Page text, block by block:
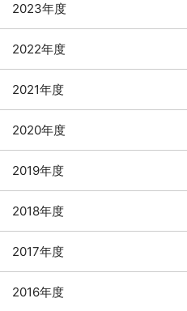
2023年度
2022年度
2021年度
2020年度
2019年度
2018年度
2017年度
2016年度